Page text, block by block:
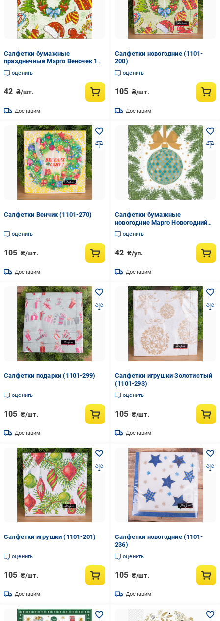
Салфетки бумажные
праздничные Марго Веночек 18
шт.
оценить
42 ₴/шт.
Доставим
Салфетки новогодние (1101-
200)
оценить
105 ₴/шт.
Доставим
Салфетки Венчик (1101-270)
оценить
105 ₴/шт.
Доставим
Салфетки бумажные
новогодние Марго Новогодний
шар 18 шт. (22358332)
оценить
42 ₴/уп.
Доставим
Салфетки подарки (1101-299)
оценить
105 ₴/шт.
Доставим
Салфетки игрушки Золотистый
(1101-293)
оценить
105 ₴/шт.
Доставим
Салфетки игрушки (1101-201)
оценить
105 ₴/шт.
Доставим
Салфетки новогодние (1101-
236)
оценить
105 ₴/шт.
Доставим